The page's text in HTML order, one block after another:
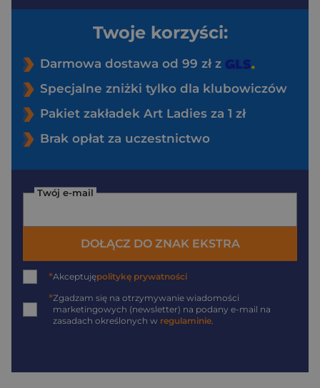
Twoje korzyści:
Darmowa dostawa od 99 zł z
Specjalne zniżki tylko dla klubowiczów
Pakiet zakładek Art Ladies za 1 zł
Brak opłat za uczestnictwo
Twój e-mail
DOŁĄCZ DO ZNAK EKSTRA
*Akceptujępolitykę prywatności
*Zgadzam się na otrzymywanie wiadomości
marketingowych (newsletter) na podany e-mail na
zasadach określonych w regulaminie.